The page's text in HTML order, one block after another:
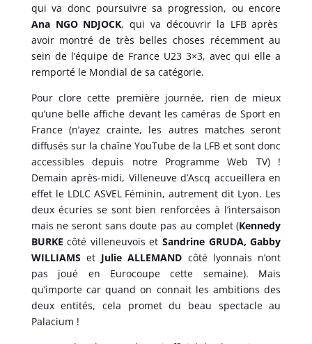
qui va donc poursuivre sa progression, ou encore
Ana NGO NDJOCK, qui va découvrir la LFB après
avoir montré de très belles choses récemment au
sein de l’équipe de France U23 3×3, avec qui elle a
remporté le Mondial de sa catégorie.
Pour clore cette première journée, rien de mieux
qu’une belle affiche devant les caméras de Sport en
France (n’ayez crainte, les autres matches seront
diffusés sur la chaîne YouTube de la LFB et sont donc
accessibles depuis notre Programme Web TV) !
Demain après-midi, Villeneuve d’Ascq accueillera en
effet le LDLC ASVEL Féminin, autrement dit Lyon. Les
deux écuries se sont bien renforcées à l’intersaison
mais ne seront sans doute pas au complet (Kennedy
BURKE côté villeneuvois et Sandrine GRUDA, Gabby
WILLIAMSet Julie ALLEMAND côté lyonnais n’ont
pas joué en Eurocoupe cette semaine). Mais
qu’importe car quand on connait les ambitions des
deux entités, cela promet du beau spectacle au
Palacium !